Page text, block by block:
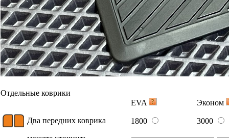
Отдельные коврики
EVA
Эконом
Два передних коврика 1800
3000